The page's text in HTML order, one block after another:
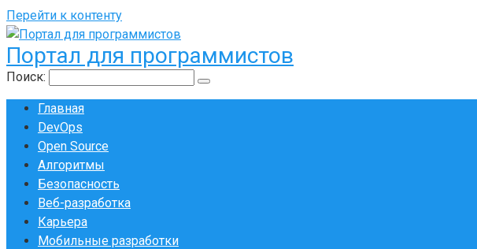
Перейти к контенту
Портал для программистов
Поиск:
Главная
DevOps
Open Source
Алгоритмы
Безопасность
Веб-разработка
Карьера
Мобильные разработки